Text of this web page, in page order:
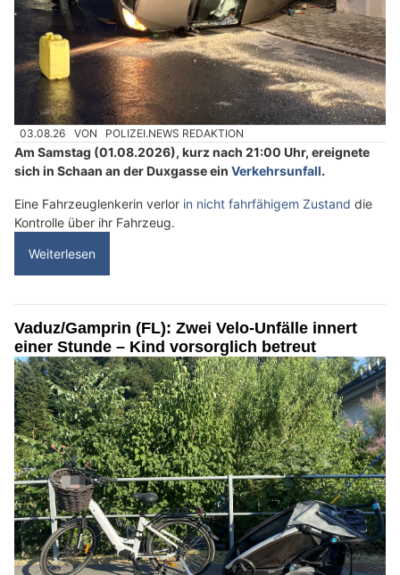
03.08.26 VON POLIZEI.NEWS REDAKTION
Am Samstag (01.08.2026), kurz nach 21:00 Uhr, ereignete
sich in Schaan an der Duxgasse ein Verkehrsunfall.
Eine Fahrzeuglenkerin verlor in nicht fahrfähigem Zustand die
Kontrolle über ihr Fahrzeug.
Weiterlesen
Vaduz/Gamprin (FL): Zwei Velo-Unfälle innert
einer Stunde – Kind vorsorglich betreut